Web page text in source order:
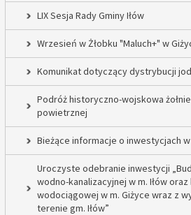
LIX Sesja Rady Gminy Iłów
Wrzesień w Żłobku "Maluch+" w
Komunikat dotyczący dystrybucji
Podróż historyczno-wojskowa
powietrznej
Bieżące informacje o inwestycjach w
Uroczyste odebranie inwestycji
wodno-kanalizacyjnej w m. Iłów
wodociągowej w m. Giżyce wraz z
terenie gm. Iłów”